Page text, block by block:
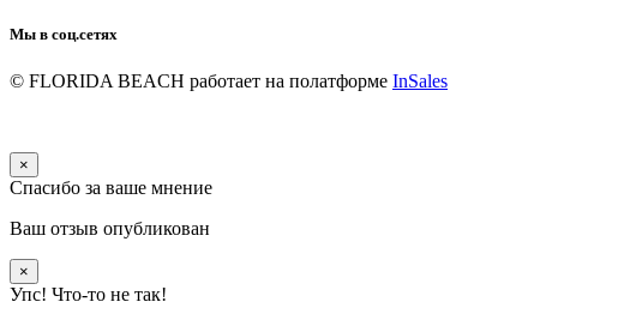
Мы в соц.сетях
© FLORIDA BEACH работает на полатформе InSales
×
Спасибо за ваше мнение
Ваш отзыв опубликован
×
Упс! Что-то не так!